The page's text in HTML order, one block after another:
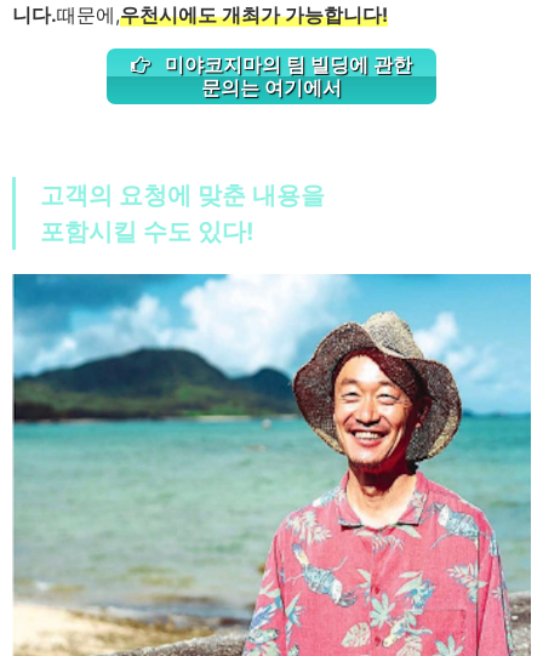
니다.때문에,우천시에도 개최가 가능합니다!
미야코지마의 팀 빌딩에 관한
문의는 여기에서
고객의 요청에 맞춘 내용을
포함시킬 수도 있다!